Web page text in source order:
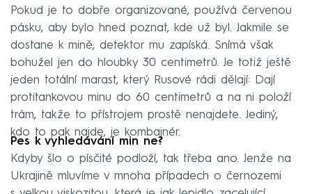
Pokud je to dobře organizované, používá červenou
pásku, aby bylo hned poznat, kde už byl. Jakmile se
dostane k mině, detektor mu zapíská. Snímá však
bohužel jen do hloubky 30 centimetrů. Je totiž ještě
jeden totální marast, který Rusové rádi dělají: Dají
protitankovou minu do 60 centimetrů a na ni položí
trám, takže to přístrojem prostě nenajdete. Jediný,
kdo to pak najde, je kombajnér.
Pes k vyhledávání min ne?
Kdyby šlo o písčité podloží, tak třeba ano. Jenže na
Ukrajině mluvíme v mnoha případech o černozemi